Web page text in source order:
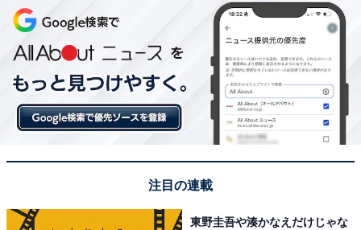
注目の連載
東野圭吾や湊かなえだけじゃな